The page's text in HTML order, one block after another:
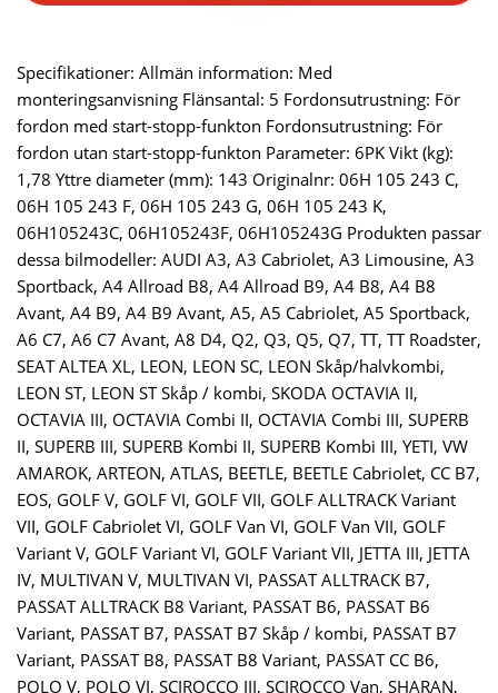
Specifikationer: Allmän information: Med
monteringsanvisning Flänsantal: 5 Fordonsutrustning: För
fordon med start-stopp-funkton Fordonsutrustning: För
fordon utan start-stopp-funkton Parameter: 6PK Vikt (kg):
1,78 Yttre diameter (mm): 143 Originalnr: 06H 105 243 C,
06H 105 243 F, 06H 105 243 G, 06H 105 243 K,
06H105243C, 06H105243F, 06H105243G Produkten passar
dessa bilmodeller: AUDI A3, A3 Cabriolet, A3 Limousine, A3
Sportback, A4 Allroad B8, A4 Allroad B9, A4 B8, A4 B8
Avant, A4 B9, A4 B9 Avant, A5, A5 Cabriolet, A5 Sportback,
A6 C7, A6 C7 Avant, A8 D4, Q2, Q3, Q5, Q7, TT, TT Roadster,
SEAT ALTEA XL, LEON, LEON SC, LEON Skåp/halvkombi,
LEON ST, LEON ST Skåp / kombi, SKODA OCTAVIA II,
OCTAVIA III, OCTAVIA Combi II, OCTAVIA Combi III, SUPERB
II, SUPERB III, SUPERB Kombi II, SUPERB Kombi III, YETI, VW
AMAROK, ARTEON, ATLAS, BEETLE, BEETLE Cabriolet, CC B7,
EOS, GOLF V, GOLF VI, GOLF VII, GOLF ALLTRACK Variant
VII, GOLF Cabriolet VI, GOLF Van VI, GOLF Van VII, GOLF
Variant V, GOLF Variant VI, GOLF Variant VII, JETTA III, JETTA
IV, MULTIVAN V, MULTIVAN VI, PASSAT ALLTRACK B7,
PASSAT ALLTRACK B8 Variant, PASSAT B6, PASSAT B6
Variant, PASSAT B7, PASSAT B7 Skåp / kombi, PASSAT B7
Variant, PASSAT B8, PASSAT B8 Variant, PASSAT CC B6,
POLO V, POLO VI, SCIROCCO III, SCIROCCO Van, SHARAN,